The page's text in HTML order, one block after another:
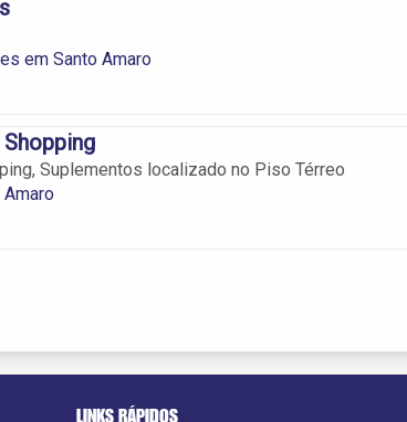
em Santo Amaro
Suplementos localizado no Piso Térreo
LINKS RÁPIDOS